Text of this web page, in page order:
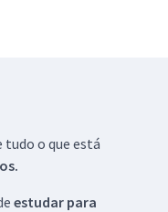
tudo o que está
estudar para